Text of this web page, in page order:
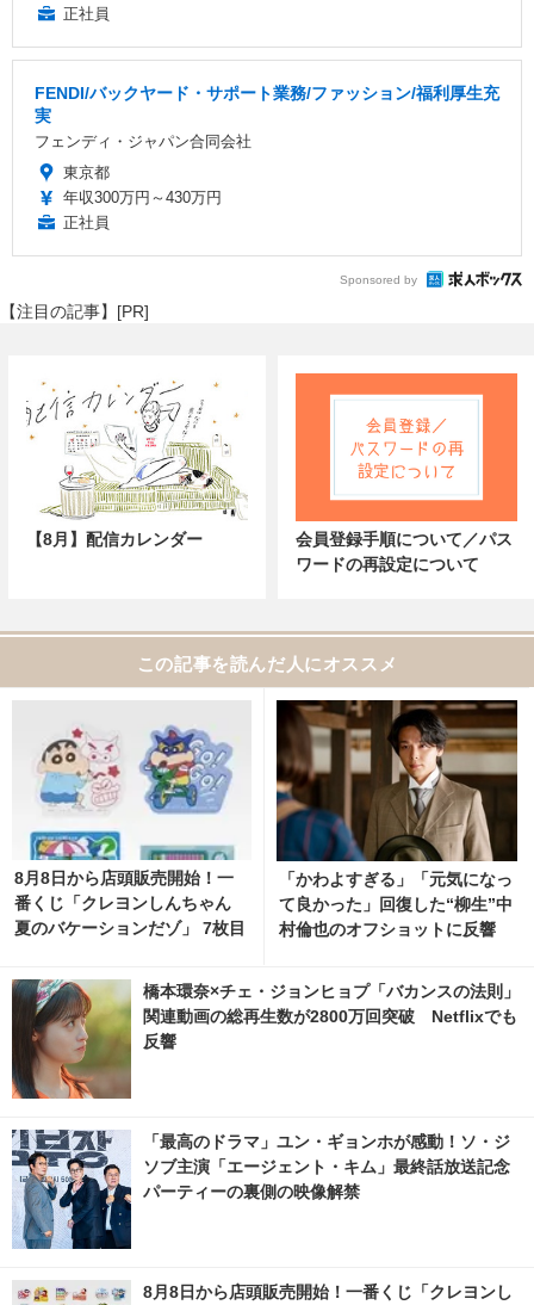
正社員
FENDI/バックヤード・サポート業務/ファッション/福利厚生充
実
フェンディ・ジャパン合同会社
東京都
年収300万円～430万円
正社員
Sponsored by
【注目の記事】[PR]
【8月】配信カレンダー
会員登録手順について／パス
ワードの再設定について
この記事を読んだ人にオススメ
8月8日から店頭販売開始！一
番くじ「クレヨンしんちゃん
夏のバケーションだゾ」 7枚目
t
「かわよすぎる」「元気になっ
て良かった」回復した“柳生”中
村倫也のオフショットに反響
橋本環奈×チェ・ジョンヒョプ「バカンスの法則」
関連動画の総再生数が2800万回突破 Netflixでも
反響
「最高のドラマ」ユン・ギョンホが感動！ソ・ジ
ソブ主演「エージェント・キム」最終話放送記念
パーティーの裏側の映像解禁
8月8日から店頭販売開始！一番くじ「クレヨンし